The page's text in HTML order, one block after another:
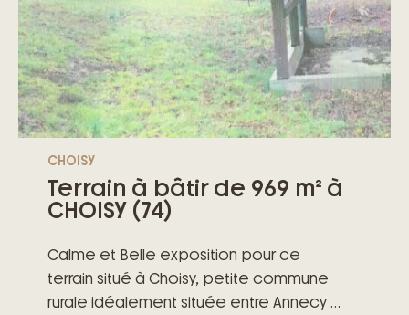
CHOISY
Terrain à bâtir de 969 m² à
CHOISY (74)
Calme et Belle exposition pour ce
terrain situé à Choisy, petite commune
rurale idéalement située entre Annecy et